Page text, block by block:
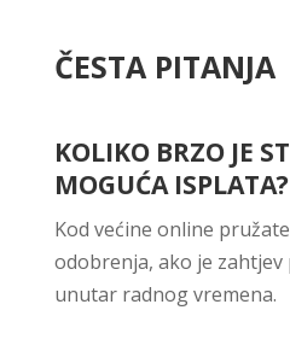
ČESTA PITANJA
KOLIKO BRZO JE
MOGUĆA ISPLATA?
Kod većine online
odobrenja, ako je
unutar radnog vremena.